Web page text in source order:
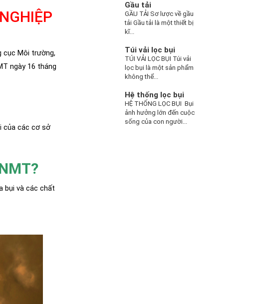
cục Môi trường,
ngày 16 tháng
của các cơ sở
bụi và các chất
Gầu tải
GẦU TẢI Sơ lược về gầu
tải Gầu tải là một thiết bị
kĩ...
Túi vải lọc bụi
TÚI VẢI LỌC BỤI Túi vải
lọc bụi là một sản phẩm
không thể...
Hệ thống lọc bụi
HỆ THỐNG LỌC BỤI Bụi
ảnh hưởng lớn đến cuộc
sống của con người...